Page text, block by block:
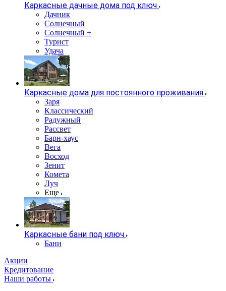
Каркасные дачные дома под ключ
Дачник
Солнечный
Солнечный +
Турист
Удача
Каркасные дома для постоянного проживания
Заря
Классический
Радужный
Рассвет
Барн-хаус
Вега
Восход
Зенит
Комета
Луч
Еще
Каркасные бани под ключ
Бани
Акции
Кредитование
Наши работы